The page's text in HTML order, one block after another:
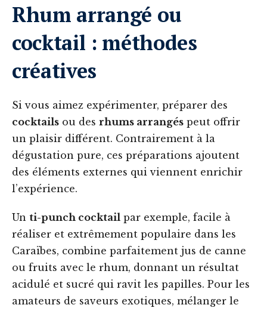
Rhum arrangé ou
cocktail : méthodes
créatives
Si vous aimez expérimenter, préparer des
cocktails ou des rhums arrangés peut offrir
un plaisir différent. Contrairement à la
dégustation pure, ces préparations ajoutent
des éléments externes qui viennent enrichir
l’expérience.
Un ti-punch cocktail par exemple, facile à
réaliser et extrêmement populaire dans les
Caraïbes, combine parfaitement jus de canne
ou fruits avec le rhum, donnant un résultat
acidulé et sucré qui ravit les papilles. Pour les
amateurs de saveurs exotiques, mélanger le